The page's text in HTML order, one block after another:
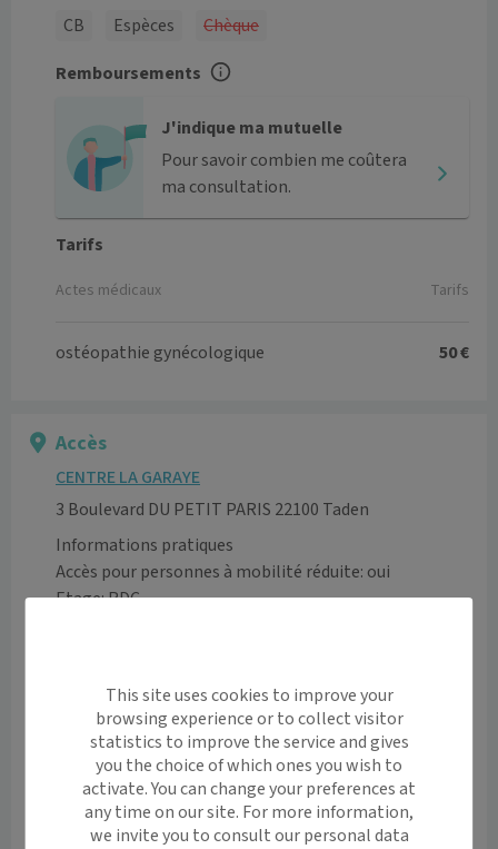
CB
Espèces
Chèque
Remboursements
J'indique ma mutuelle
Pour savoir combien me coûtera
ma consultation.
Tarifs
Actes médicaux Tarifs
ostéopathie gynécologique 50 €
Accès
CENTRE LA GARAYE
3 Boulevard DU PETIT PARIS 22100 Taden
Informations pratiques
Accès pour personnes à mobilité réduite: oui
Etage: RDC
Voir l’itinéraire avec Maps
+
−
This site uses cookies to improve your
browsing experience or to collect visitor
statistics to improve the service and gives
you the choice of which ones you wish to
activate. You can change your preferences at
any time on our site. For more information,
we invite you to consult our personal data